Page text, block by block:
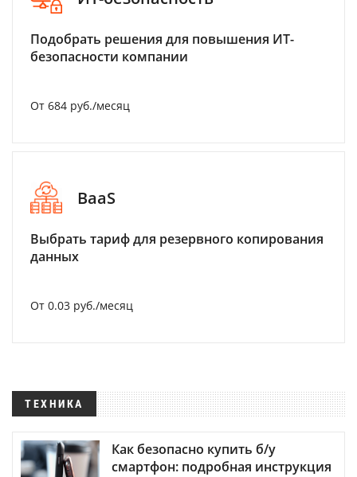
Подобрать решения для повышения ИТ-
безопасности компании
От 684 руб./месяц
BaaS
Выбрать тариф для резервного копирования
данных
От 0.03 руб./месяц
ТЕХНИКА
Как безопасно купить б/у
смартфон: подробная инструкция